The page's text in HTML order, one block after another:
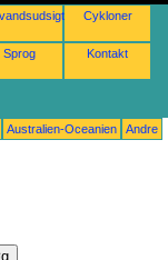
Cykloner
Sprog Kontakt
Australien-Oceanien Andre